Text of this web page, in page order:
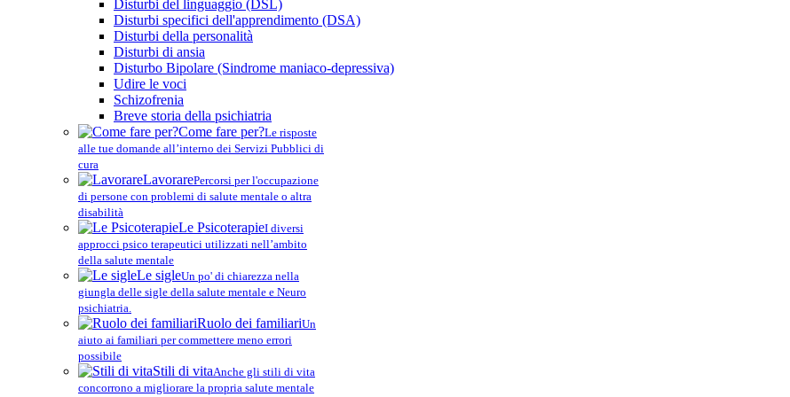
Disturbi del linguaggio (DSL)
Disturbi specifici dell'apprendimento (DSA)
Disturbi della personalità
Disturbi di ansia
Disturbo Bipolare (Sindrome maniaco-depressiva)
Udire le voci
Schizofrenia
Breve storia della psichiatria
Come fare per?Le risposte
alle tue domande all’interno dei Servizi Pubblici di
cura
LavorarePercorsi per l'occupazione
di persone con problemi di salute mentale o altra
disabilità
Le PsicoterapieI diversi
approcci psico terapeutici utilizzati nell’ambito
della salute mentale
Le sigleUn po' di chiarezza nella
giungla delle sigle della salute mentale e Neuro
psichiatria.
Ruolo dei familiariUn
aiuto ai familiari per commettere meno errori
possibile
Stili di vitaAnche gli stili di vita
concorrono a migliorare la propria salute mentale